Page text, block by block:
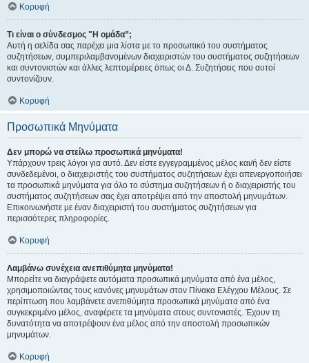
Κορυφή
Τι είναι ο σύνδεσμος "Η ομάδα”;
Αυτή η σελίδα σας παρέχει μια λίστα με το προσωπικό του συστήματος
συζητήσεων, συμπεριλαμβανομένων διαχειριστών του συστήματος συζητήσεων
και συντονιστών και άλλες λεπτομέρειες όπως οι Δ. Συζητήσεις που αυτοί
συντονίζουν.
Κορυφή
Προσωπικά Μηνύματα
Δεν μπορώ να στείλω προσωπικά μηνύματα!
Υπάρχουν τρεις λόγοι για αυτό. Δεν είστε εγγεγραμμένος μέλος και/ή δεν είστε
συνδεδεμένοι, ο διαχειριστής του συστήματος συζητήσεων έχει απενεργοποιήσει
τα προσωπικά μηνύματα για όλο το σύστημα συζητήσεων ή ο διαχειριστής του
συστήματος συζητήσεων σας έχει αποτρέψει από την αποστολή μηνυμάτων.
Επικοινωνήστε με έναν διαχειριστή του συστήματος συζητήσεων για
περισσότερες πληροφορίες.
Κορυφή
Λαμβάνω συνέχεια ανεπιθύμητα μηνύματα!
Μπορείτε να διαγράψετε αυτόματα προσωπικά μηνύματα από ένα μέλος,
χρησιμοποιώντας τους κανόνες μηνυμάτων στον Πίνακα Ελέγχου Μέλους. Σε
περίπτωση που λαμβάνετε ανεπιθύμητα προσωπικά μηνύματα από ένα
συγκεκριμένο μέλος, αναφέρετε τα μηνύματα στους συντονιστές. Έχουν τη
δυνατότητα να αποτρέψουν ένα μέλος από την αποστολή προσωπικών
μηνυμάτων.
Κορυφή